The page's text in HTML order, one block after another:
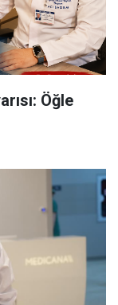
Öğle